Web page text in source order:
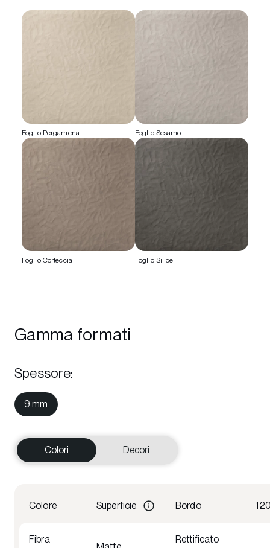
Foglio Pergamena Foglio Sesamo
Foglio Corteccia Foglio Silice
Gamma formati
Spessore:
9 mm
Colori Decori
Colore Superficie Bordo
Fibra Rettificato